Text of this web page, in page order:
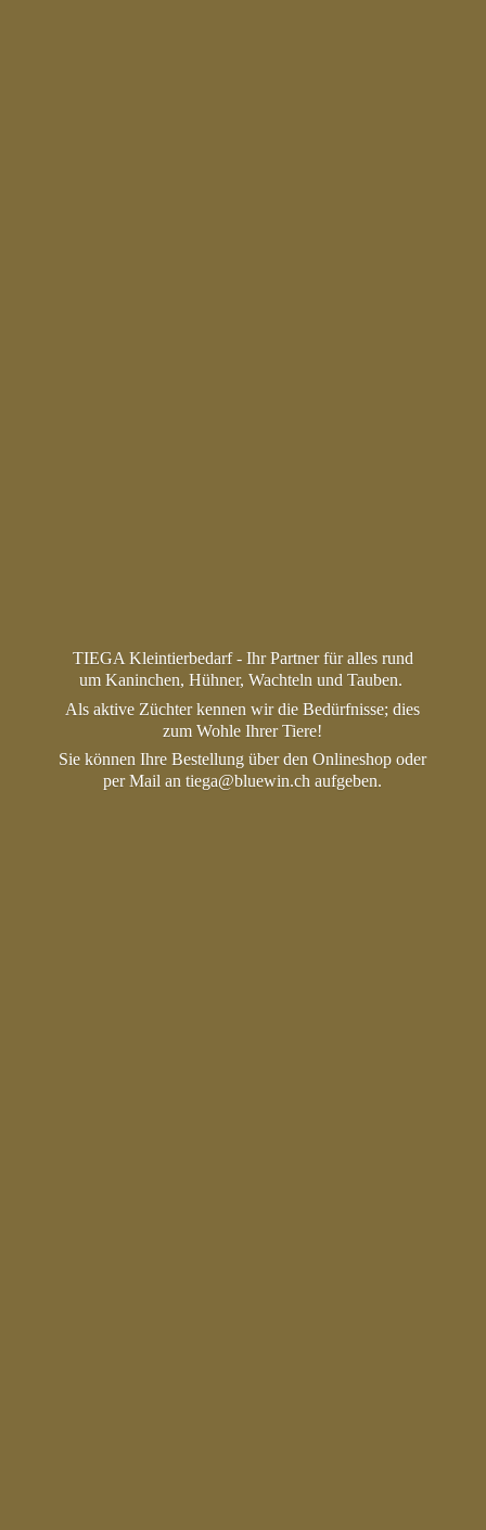
TIEGA Kleintierbedarf - Ihr Partner für alles rund
um Kaninchen, Hühner, Wachteln und Tauben.
Als aktive Züchter kennen wir die Bedürfnisse; dies
zum Wohle Ihrer Tiere!
Sie können Ihre Bestellung über den Onlineshop oder
per Mail an tiega@bluewin.ch aufgeben.